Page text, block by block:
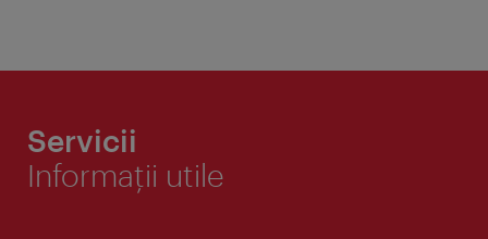
Servicii
Informaţii utile